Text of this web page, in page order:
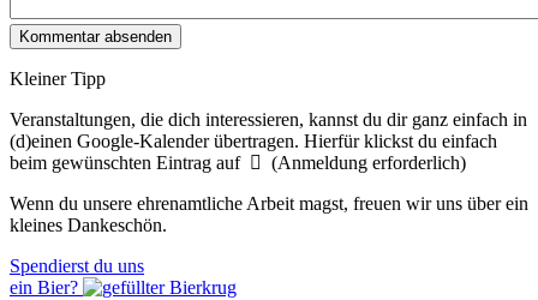
Kleiner Tipp
Veranstaltungen, die dich interessieren, kannst du dir ganz einfach in
(d)einen Google-Kalender übertragen. Hierfür klickst du einfach
beim gewünschten Eintrag auf
(Anmeldung erforderlich)
Wenn du unsere ehrenamtliche Arbeit magst, freuen wir uns über ein
kleines Dankeschön.
Spendierst du uns
ein Bier?